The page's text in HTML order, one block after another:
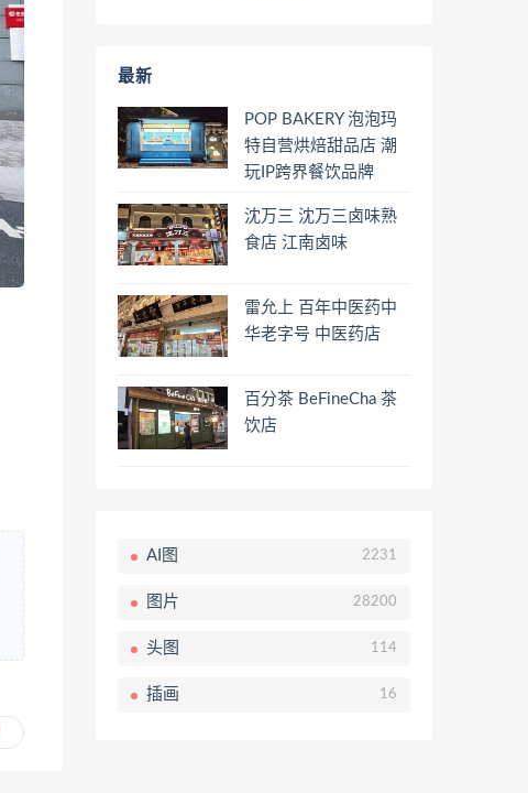
最新
POP BAKERY 泡泡玛
特自营烘焙甜品店 潮
玩IP跨界餐饮品牌
沈万三 沈万三卤味熟
食店 江南卤味
雷允上 百年中医药中
华老字号 中医药店
百分茶 BeFineCha 茶
饮店
AI图 2231
图片 28200
头图 114
插画 16